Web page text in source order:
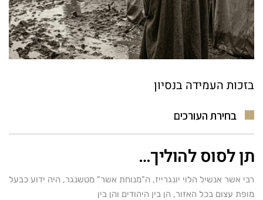
בזכות העמידה בנסיון
בחירת העורכים
תן לסוס להוליך…
רבי אשר אנשיל הלוי יונגרייז, ה"מנוחת אשר" מטשנגר, היה ידוע כבעל
מופת עצום בכל האזור, הן בין היהודים והן בין